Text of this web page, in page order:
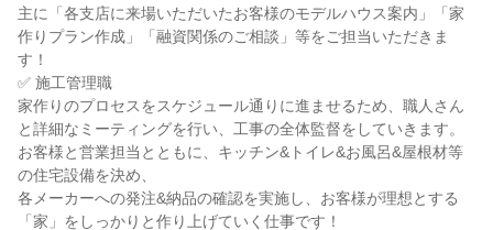
主に「各支店に来場いただいたお客様のモデルハウス案内」「家
作りプラン作成」「融資関係のご相談」等をご担当いただきま
す！
✅ 施工管理職
家作りのプロセスをスケジュール通りに進ませるため、職人さん
と詳細なミーティングを行い、工事の全体監督をしていきます。
お客様と営業担当とともに、キッチン&トイレ&お風呂&屋根材等
の住宅設備を決め、
各メーカーへの発注&納品の確認を実施し、お客様が理想とする
「家」をしっかりと作り上げていく仕事です！